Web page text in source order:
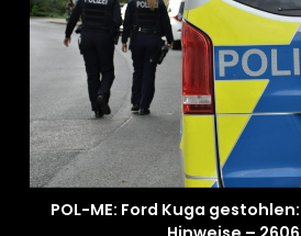
POL-ME: Ford Kuga